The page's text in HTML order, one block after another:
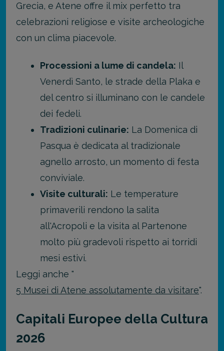
Grecia, e Atene offre il mix perfetto tra
celebrazioni religiose e visite archeologiche
con un clima piacevole.
Processioni a lume di candela: Il
Venerdì Santo, le strade della Plaka e
del centro si illuminano con le candele
dei fedeli.
Tradizioni culinarie: La Domenica di
Pasqua è dedicata al tradizionale
agnello arrosto, un momento di festa
conviviale.
Visite culturali: Le temperature
primaverili rendono la salita
all'Acropoli e la visita al Partenone
molto più gradevoli rispetto ai torridi
mesi estivi.
Leggi anche "
5 Musei di Atene assolutamente da visitare".
Capitali Europee della Cultura
2026